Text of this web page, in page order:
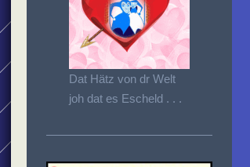
Dat Hätz von dr Welt
joh dat es Escheld . . .